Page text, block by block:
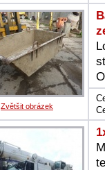
Zvětšit obrázek